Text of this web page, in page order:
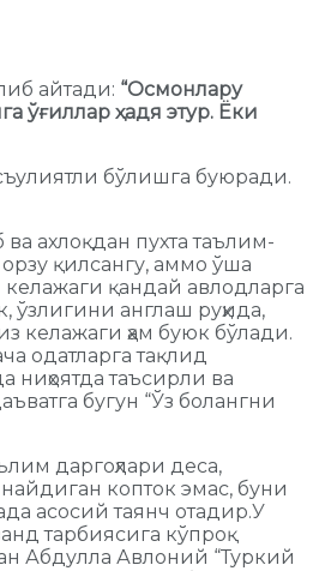
айтади: “Осмонлару
ўғиллар ҳадя этур. Ёки
бўлишга буюради.
ахлоқдан пухта таълим-
қилсангу, аммо ўша
қандай авлодларга
ўзлигини англаш руҳида,
келажаги ҳам буюк бўлади.
одатларга тақлид
ниҳоятда таъсирли ва
бугун “Ўз болангни
даргоҳлари деса,
копток эмас, буни
асосий таянч отадир.У
тарбиясига кўпроқ
Абдулла Авлоний “Туркий